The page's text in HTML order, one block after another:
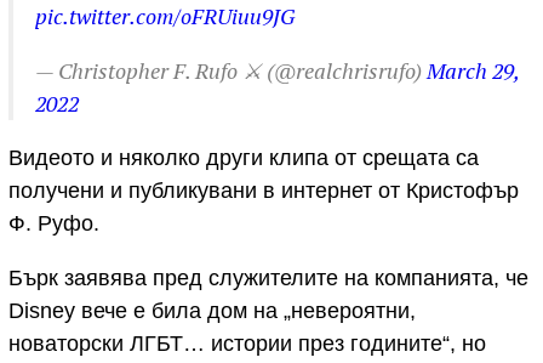
pic.twitter.com/oFRUiuu9JG
— Christopher F. Rufo ⚔️ (@realchrisrufo)March 29,
2022
Видеото и няколко други клипа от срещата са
получени и публикувани в интернет от Кристофър
Ф. Руфо.
Бърк заявява пред служителите на компанията, че
Disney вече е била дом на „невероятни,
новаторски ЛГБТ… истории през годините“, но